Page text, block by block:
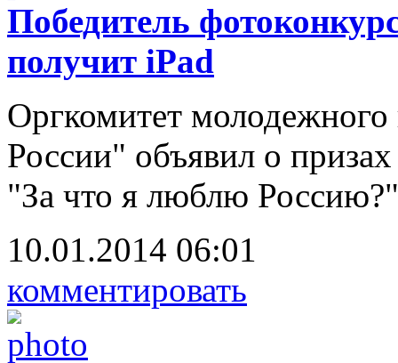
Победитель
получит iPad
Оргкомитет молодежного
России" объявил о
"За что я люблю
10.01.2014 06:01
комментировать